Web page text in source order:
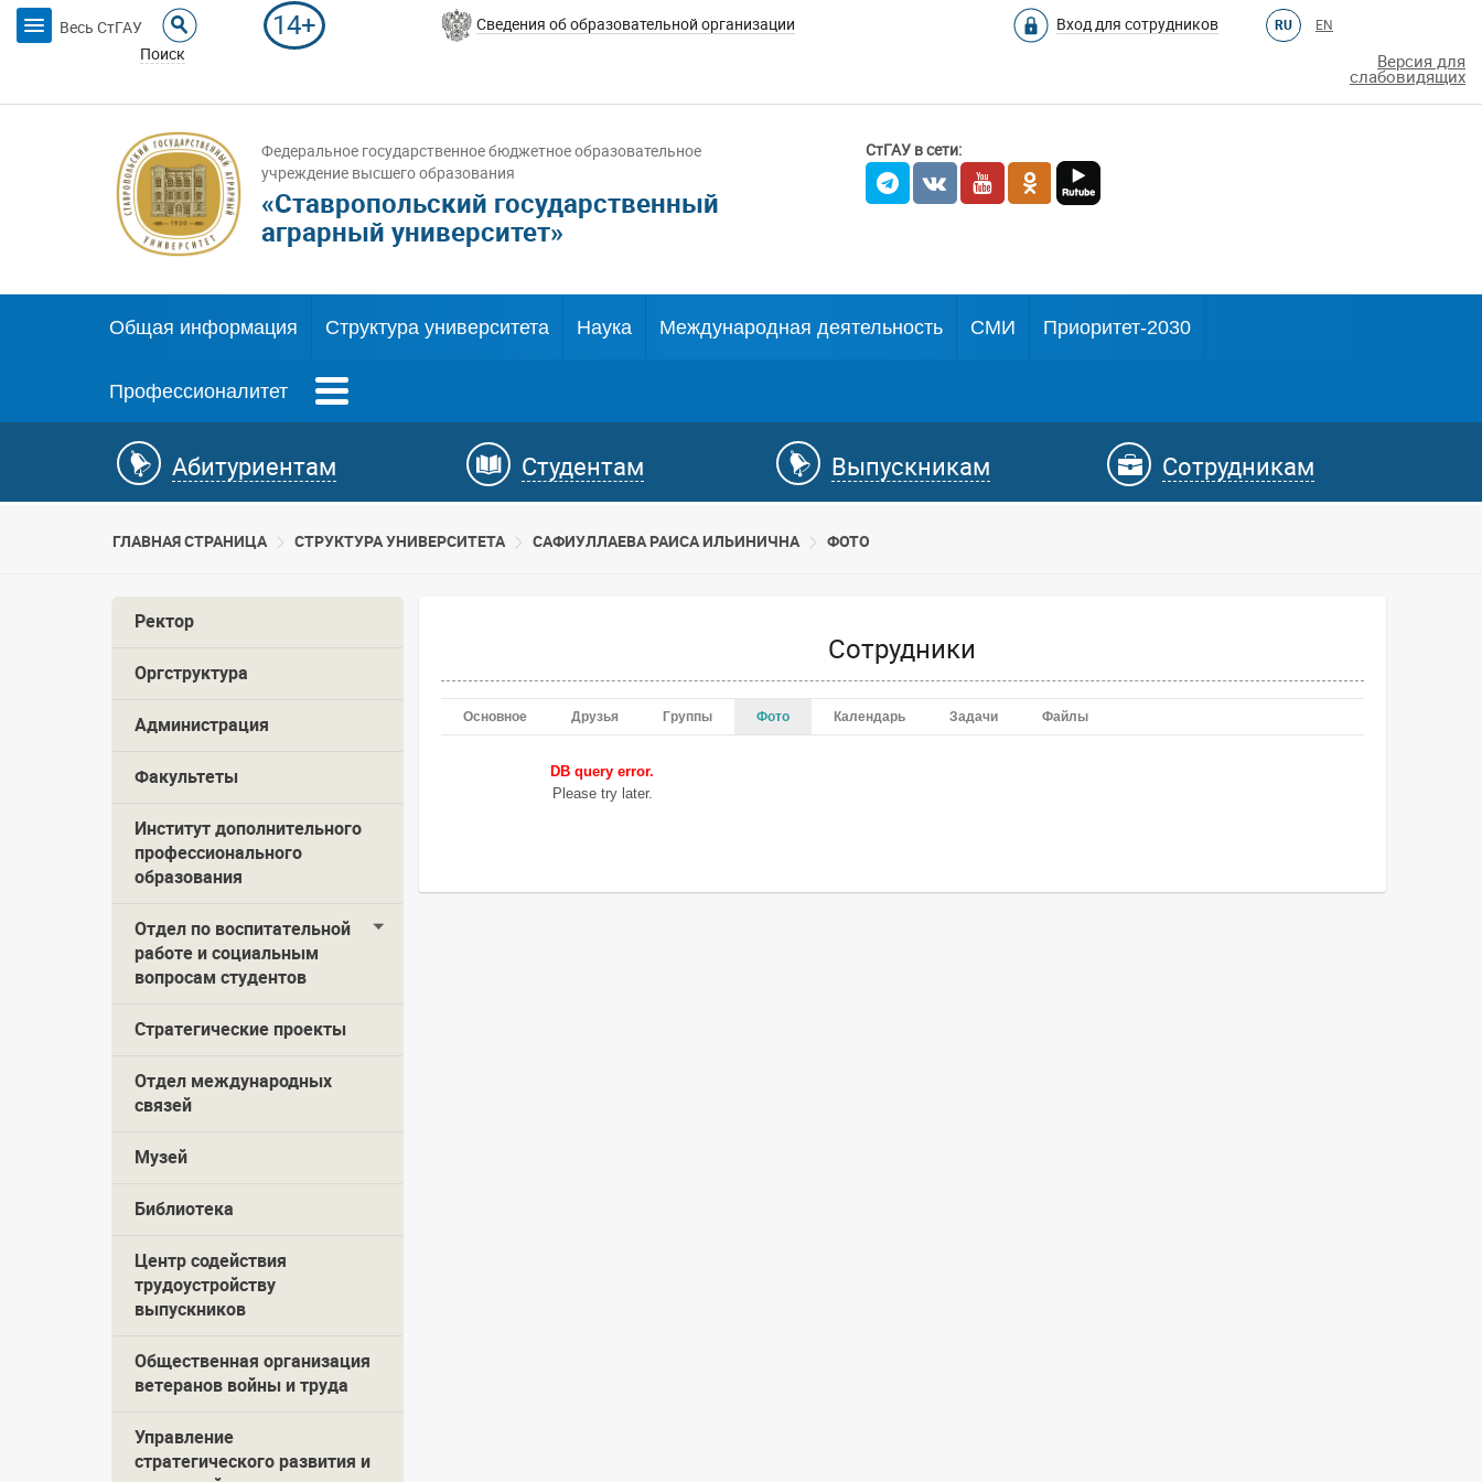
Весь СтГАУ
Поиск
14+ Сведения об образовательной организации Вход для сотрудников RU EN
Версия для
слабовидящих
Федеральное государственное бюджетное образовательное
учреждение высшего образования
«Ставропольский государственный
аграрный университет»
СтГАУ в сети:
Общая информация Структура университета Наука Международная деятельность СМИ Приоритет-2030
Профессионалитет
Абитуриентам Студентам Выпускникам Сотрудникам
ГЛАВНАЯ СТРАНИЦА CТРУКТУРА УНИВЕРСИТЕТА САФИУЛЛАЕВА РАИСА ИЛЬИНИЧНА ФОТО
Ректор
Оргструктура
Администрация
Факультеты
Институт дополнительного
профессионального
образования
Отдел по воспитательной
работе и социальным
вопросам студентов
Стратегические проекты
Отдел международных
связей
Музей
Библиотека
Центр содействия
трудоустройству
выпускников
Общественная организация
ветеранов войны и труда
Управление
стратегического развития и
Сотрудники
Основное Друзья Группы Фото Календарь Задачи Файлы
DB query error.
Please try later.